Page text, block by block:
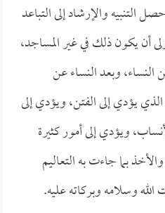
التنبيه والإرشاد إلى التباعد
يكون ذلك في غير المساجد،
وبعد النساء عن
يؤدي إلى الفتن، ويؤدي إلى
ويؤدي إلى أمور كثيرة
بما جاءت به التعاليم
وسلامه وبركاته عليه.